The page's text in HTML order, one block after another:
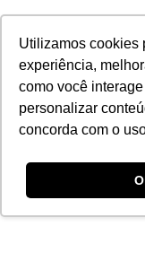
Utilizamos cookies
experiência,
como você
personalizar
concorda com o